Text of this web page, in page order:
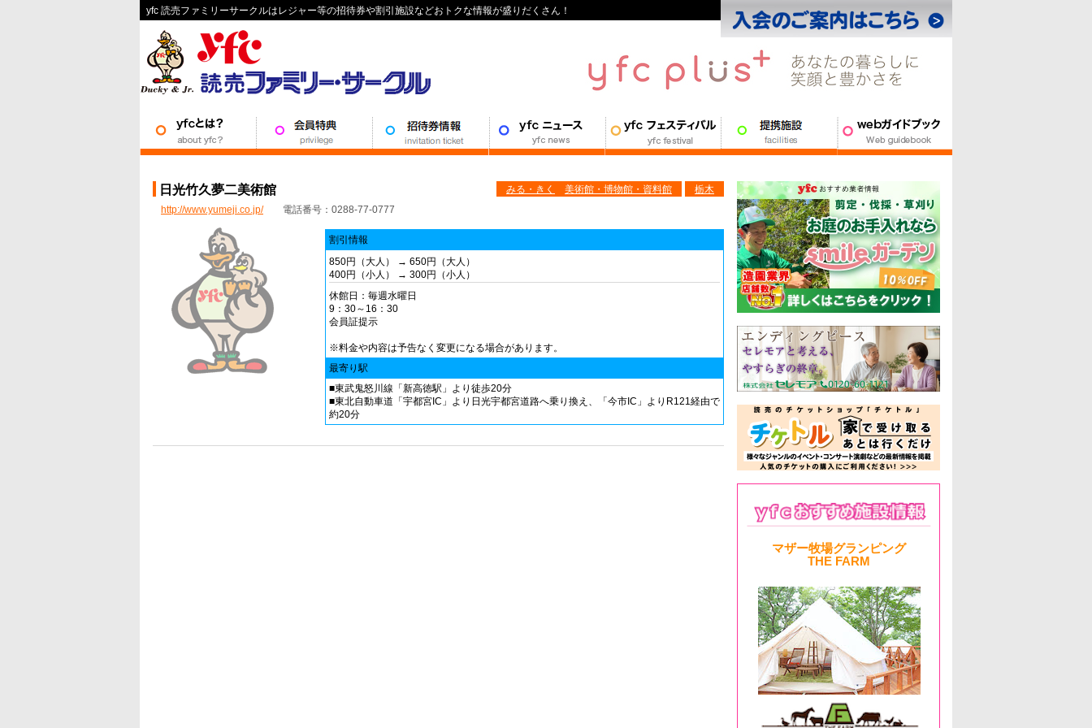
yfc 読売ファミリーサークルはレジャー等の招待券や割引施設などおトクな情報が盛りだくさん！
日光竹久夢二美術館 栃木
みる・きく
美術館・博物館・資料館
http://www.yumeji.co.jp/電話番号：0288-77-0777
割引情報
850円（大人） → 650円（大人）
400円（小人） → 300円（小人）
休館日：毎週水曜日
9：30～16：30
会員証提示
※料金や内容は予告なく変更になる場合があります。
最寄り駅
■東武鬼怒川線「新高徳駅」より徒歩20分
■東北自動車道「宇都宮IC」より日光宇都宮道路へ乗り換え、「今市IC」よりR121経由で
約20分
マザー牧場グランピング
THE FARM